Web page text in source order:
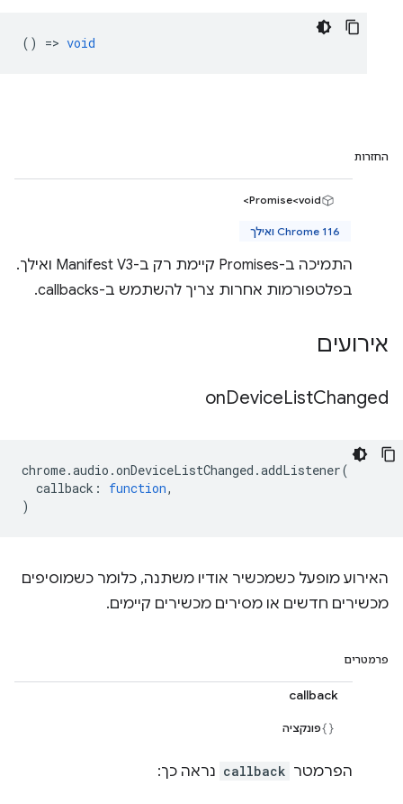
() => void
החזרות
Promise<void>
Chrome 116 ואילך
התמיכה ב-Promises קיימת רק ב-Manifest V3 ואילך.
בפלטפורמות אחרות צריך להשתמש ב-callbacks.
אירועים
onDeviceListChanged
chrome.audio .onDeviceListChanged .addListener(
callback : function,
)
האירוע מופעל כשמכשיר אודיו משתנה, כלומר כשמוסיפים
מכשירים חדשים או מסירים מכשירים קיימים.
פרמטרים
callback
פונקציה
הפרמטר callback נראה כך: